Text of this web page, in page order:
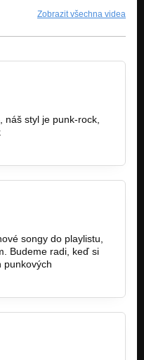
Zobrazit všechna videa
náš styl je punk-rock,
songy do playlistu,
Budeme radi, keď si
punkových